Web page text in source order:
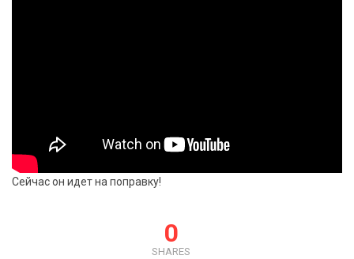
Сейчас он идет на поправку!
0
SHARES